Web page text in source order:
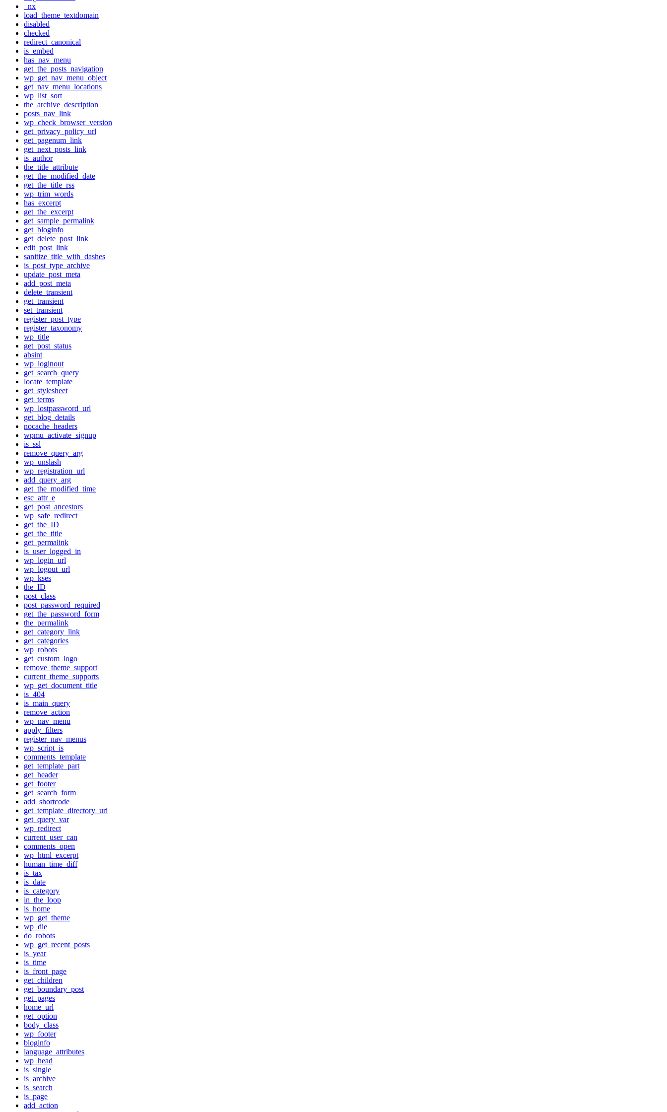
_nx
load_theme_textdomain
disabled
checked
redirect_canonical
is_embed
has_nav_menu
get_the_posts_navigation
wp_get_nav_menu_object
get_nav_menu_locations
wp_list_sort
the_archive_description
posts_nav_link
wp_check_browser_version
get_privacy_policy_url
get_pagenum_link
get_next_posts_link
is_author
the_title_attribute
get_the_modified_date
get_the_title_rss
wp_trim_words
has_excerpt
get_the_excerpt
get_sample_permalink
get_bloginfo
get_delete_post_link
edit_post_link
sanitize_title_with_dashes
is_post_type_archive
update_post_meta
add_post_meta
delete_transient
get_transient
set_transient
register_post_type
register_taxonomy
wp_title
get_post_status
absint
wp_loginout
get_search_query
locate_template
get_stylesheet
get_terms
wp_lostpassword_url
get_blog_details
nocache_headers
wpmu_activate_signup
is_ssl
remove_query_arg
wp_unslash
wp_registration_url
add_query_arg
get_the_modified_time
esc_attr_e
get_post_ancestors
wp_safe_redirect
get_the_ID
get_the_title
get_permalink
is_user_logged_in
wp_login_url
wp_logout_url
wp_kses
the_ID
post_class
post_password_required
get_the_password_form
the_permalink
get_category_link
get_categories
wp_robots
get_custom_logo
remove_theme_support
current_theme_supports
wp_get_document_title
is_404
is_main_query
remove_action
wp_nav_menu
apply_filters
register_nav_menus
wp_script_is
comments_template
get_template_part
get_header
get_footer
get_search_form
add_shortcode
get_template_directory_uri
get_query_var
wp_redirect
current_user_can
comments_open
wp_html_excerpt
human_time_diff
is_tax
is_date
is_category
in_the_loop
is_home
wp_get_theme
wp_die
do_robots
wp_get_recent_posts
is_year
is_time
is_front_page
get_children
get_boundary_post
get_pages
home_url
get_option
body_class
wp_footer
bloginfo
language_attributes
wp_head
is_single
is_archive
is_search
is_page
add_action